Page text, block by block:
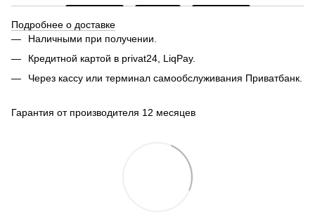
Подробнее о доставке
Наличными при получении.
Кредитной картой в privat24, LiqPay.
Через кассу или терминал самообслуживания Приватбанк.
Гарантия от производителя 12 месяцев